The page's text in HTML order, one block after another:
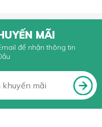
MÃI
để nhận thông tin